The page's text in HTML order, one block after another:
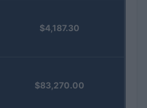
$4,187.30
$83,270.00